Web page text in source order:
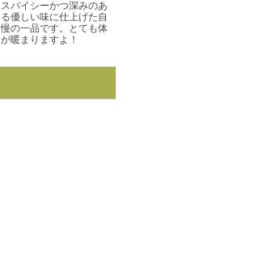
スパイシーかつ深みのあ
る優しい味に仕上げた自
慢の一品です。とても体
が暖まりますよ！